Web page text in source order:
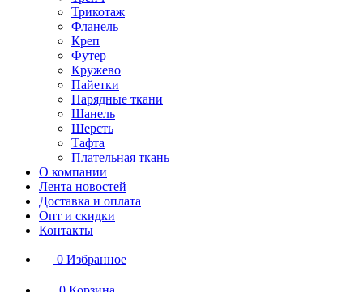
Трикотаж
Фланель
Креп
Футер
Кружево
Пайетки
Нарядные ткани
Шанель
Шерсть
Тафта
Плательная ткань
О компании
Лента новостей
Доставка и оплата
Опт и скидки
Контакты
0 Избранное